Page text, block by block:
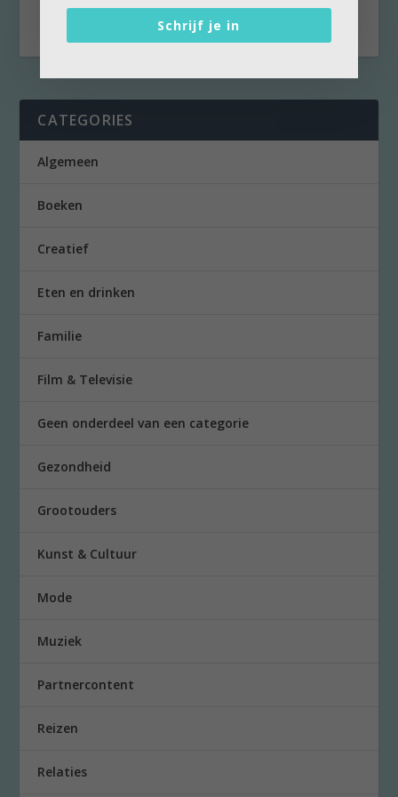
uitkijkt....
CATEGORIES
Algemeen
Boeken
Creatief
Eten en drinken
Familie
Film & Televisie
Geen onderdeel van een categorie
Gezondheid
Grootouders
Kunst & Cultuur
Mode
Muziek
Partnercontent
Reizen
Relaties
Schrijf je in